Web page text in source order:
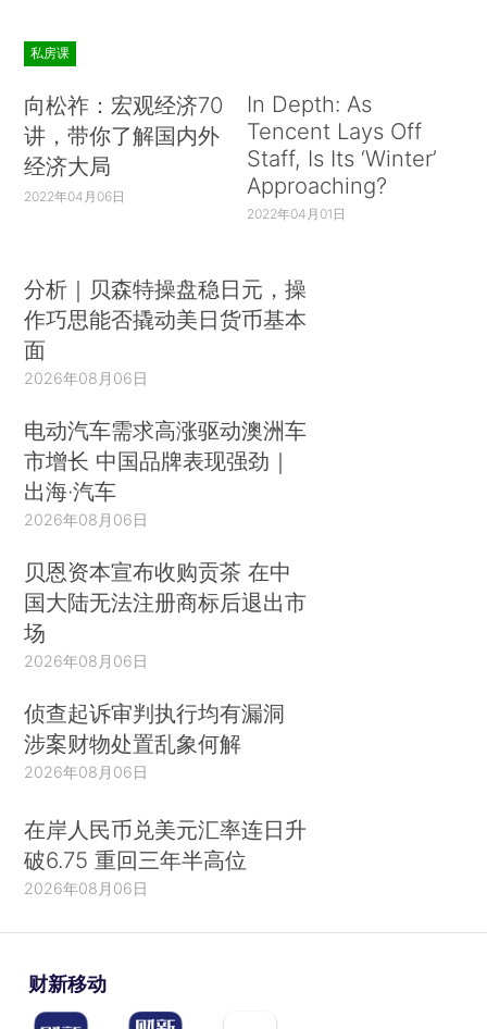
私房课
向松祚：宏观经济70
讲，带你了解国内外
经济大局
2022年04月06日
In Depth: As
Tencent Lays Off
Staff, Is Its ‘Winter’
Approaching?
2022年04月01日
分析｜贝森特操盘稳日元，操
作巧思能否撬动美日货币基本
面
2026年08月06日
电动汽车需求高涨驱动澳洲车
市增长 中国品牌表现强劲｜
出海·汽车
2026年08月06日
贝恩资本宣布收购贡茶 在中
国大陆无法注册商标后退出市
场
2026年08月06日
侦查起诉审判执行均有漏洞
涉案财物处置乱象何解
2026年08月06日
在岸人民币兑美元汇率连日升
破6.75 重回三年半高位
2026年08月06日
财新移动